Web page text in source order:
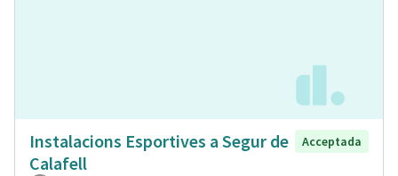
Instalacions Esportives a Segur de
Calafell
Acceptada